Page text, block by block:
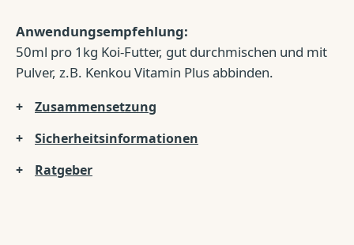
Anwendungsempfehlung:
50ml pro 1kg Koi-Futter, gut durchmischen und mit
Pulver, z.B. Kenkou Vitamin Plus abbinden.
Zusammensetzung
Sicherheitsinformationen
Ratgeber